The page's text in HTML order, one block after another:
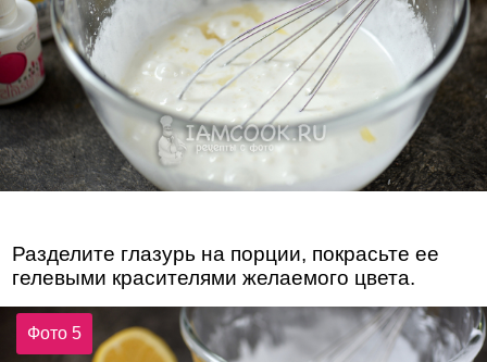
Разделите глазурь на порции, покрасьте ее
гелевыми красителями желаемого цвета.
Фото 5